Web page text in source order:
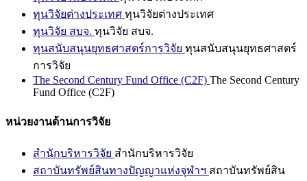
ทุนวิจัยต่างประเทศ ทุนวิจัยต่างประเทศ
ทุนวิจัย สบจ. ทุนวิจัย สบจ.
ทุนสนับสนุนยุทธศาสตร์การวิจัย ทุนสนับสนุนยุทธศาสตร์
การวิจัย
The Second Century Fund Office (C2F) The Second Century
Fund Office (C2F)
หน่วยงานด้านการวิจัย
สำนักบริหารวิจัย สำนักบริหารวิจัย
สถาบันทรัพย์สินทางปัญญาแห่งจุฬาฯ สถาบันทรัพย์สิน